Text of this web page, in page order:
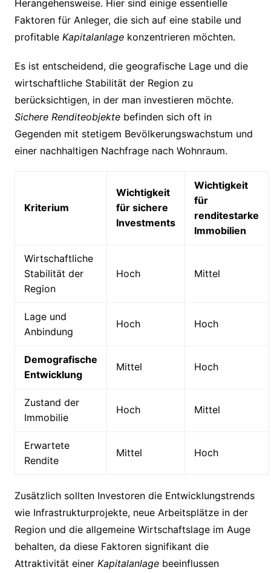
Herangehensweise. Hier sind einige essentielle
Faktoren für Anleger, die sich auf eine stabile und
profitable Kapitalanlagekonzentrieren möchten.
Es ist entscheidend, die geografische Lage und die
wirtschaftliche Stabilität der Region zu
berücksichtigen, in der man investieren möchte.
Sichere Renditeobjektebefinden sich oft in
Gegenden mit stetigem Bevölkerungswachstum und
einer nachhaltigen Nachfrage nach Wohnraum.
Kriterium
Wichtigkeit
für sichere
Investments
Wichtigkeit
für
renditestarke
Immobilien
Wirtschaftliche
Stabilität der
Region
Hoch Mittel
Lage und
Anbindung
Hoch Hoch
Demografische
Entwicklung
Mittel Hoch
Zustand der
Immobilie
Hoch Mittel
Erwartete
Rendite
Mittel Hoch
Zusätzlich sollten Investoren die Entwicklungstrends
wie Infrastrukturprojekte, neue Arbeitsplätze in der
Region und die allgemeine Wirtschaftslage im Auge
behalten, da diese Faktoren signifikant die
Attraktivität einer Kapitalanlagebeeinflussen